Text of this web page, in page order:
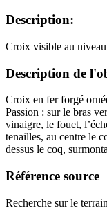
Description:
Croix visible au
Description de
Croix en fer forgé
Passion : sur le bras
vinaigre, le fouet,
tenailles, au centre le
dessus le coq,
Référence source
Recherche sur le